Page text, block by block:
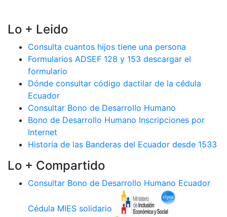
Lo + Leido
Consulta cuantos hijos tiene una persona
Formularios ADSEF 128 y 153 descargar el
formulario
Dónde consultar código dactilar de la cédula
Ecuador
Consultar Bono de Desarrollo Humano
Bono de Desarrollo Humano Inscripciones por
Internet
Historia de las Banderas del Ecuador desde 1533
Lo + Compartido
Consultar Bono de Desarrollo Humano Ecuador
Cédula MIES solidario